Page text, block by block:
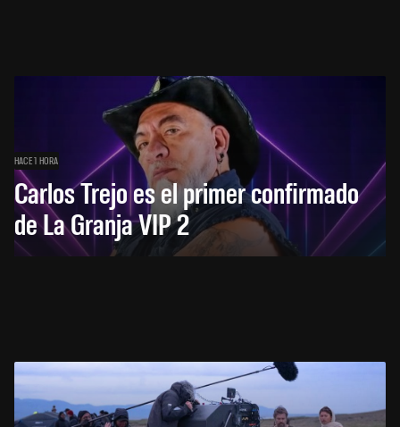
HACE 1 HORA
Carlos Trejo es el primer confirmado
de La Granja VIP 2